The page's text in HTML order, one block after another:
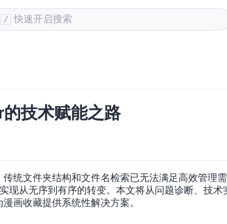
/ 快速开启搜索
技术赋能之路
统文件夹结构和文件名检索已无法满足高效管理
从无序到有序的转变。本文将从问题诊断、技术
画收藏提供系统性解决方案。